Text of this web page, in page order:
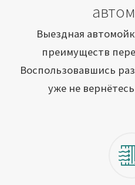
Выездная
преимуществ
Воспользовавшись
уже не